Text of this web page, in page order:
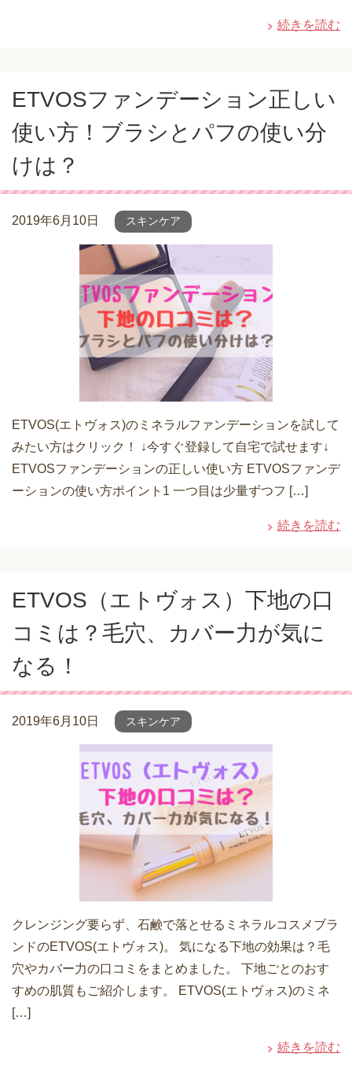
続きを読む
ETVOSファンデーション正しい
使い方！ブラシとパフの使い分
けは？
2019年6月10日 スキンケア
ETVOS(エトヴォス)のミネラルファンデーションを試して
みたい方はクリック！ ↓今すぐ登録して自宅で試せます↓
ETVOSファンデーションの正しい使い方 ETVOSファンデ
ーションの使い方ポイント1 一つ目は少量ずつフ […]
続きを読む
ETVOS（エトヴォス）下地の口
コミは？毛穴、カバー力が気に
なる！
2019年6月10日 スキンケア
クレンジング要らず、石鹸で落とせるミネラルコスメブラ
ンドのETVOS(エトヴォス)。 気になる下地の効果は？毛
穴やカバー力の口コミをまとめました。 下地ごとのおす
すめの肌質もご紹介します。 ETVOS(エトヴォス)のミネ
[…]
続きを読む